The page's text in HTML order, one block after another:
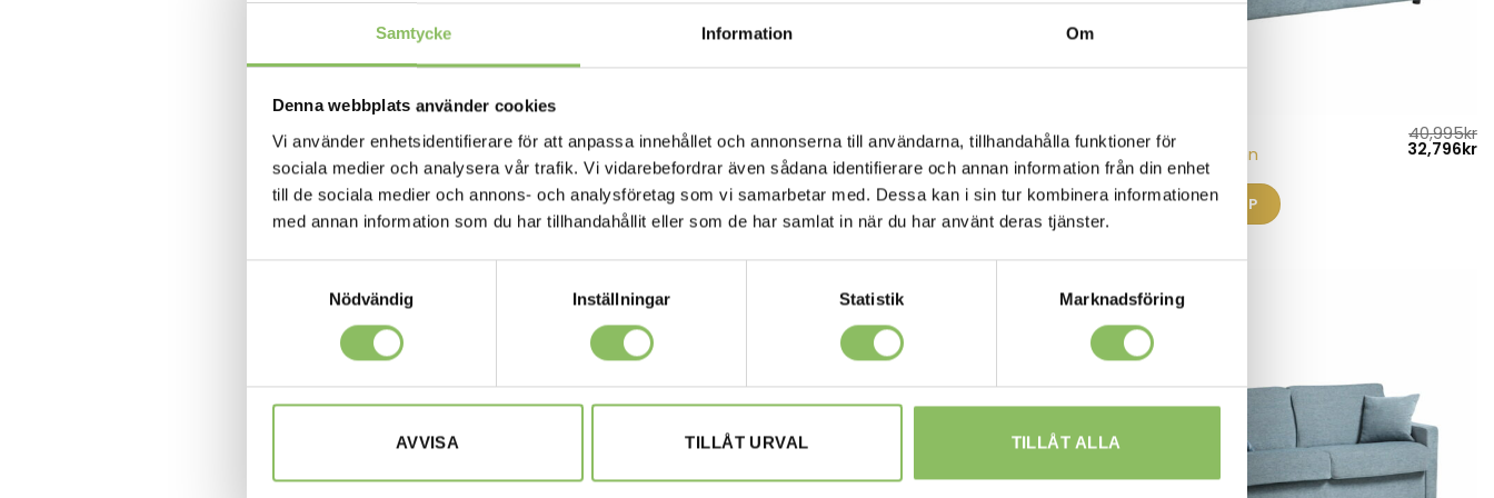
Samtycke Information Om
Denna webbplats använder cookies
Vi använder enhetsidentifierare för att anpassa innehållet och annonserna till användarna, tillhandahålla funktioner för
sociala medier och analysera vår trafik. Vi vidarebefordrar även sådana identifierare och annan information från din enhet
till de sociala medier och annons- och analysföretag som vi samarbetar med. Dessa kan i sin tur kombinera informationen
med annan information som du har tillhandahållit eller som de har samlat in när du har använt deras tjänster.
Nödvändig
Inställningar Statistik Marknadsföring
AVVISA TILLÅT URVAL TILLÅT ALLA
BÄDDSOFFA 140X200 CM
Supreme
35,795kr
Det
ursprungliga
priset
var:
35,795kr.
26,395krDet
nuvarande
priset
är:
26,395kr.
LÄS MER/KÖP
SKINNSOFFOR
Modus 160 skinn
44,295kr
Det
ursprungliga
priset
var:
44,295kr.
35,436krDet
nuvarande
priset
är:
LÄS MER/KÖP
SKINNSOFFOR
Modus 140 skinn
40,995kr
Det
32,796kr
LÄS MER/KÖP
-10% -20%